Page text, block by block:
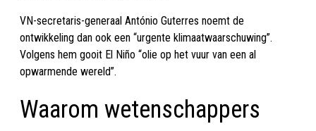
VN-secretaris-generaal António Guterres noemt de
ontwikkeling dan ook een “urgente klimaatwaarschuwing”.
Volgens hem gooit El Niño “olie op het vuur van een al
opwarmende wereld”.
Waarom wetenschappers